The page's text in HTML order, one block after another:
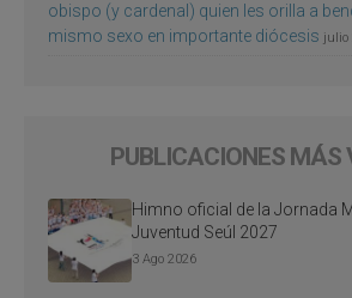
obispo (y cardenal) quien les orilla a
mismo sexo en importante diócesis julio
PUBLICACIONES MÁS
Himno oficial de la Jornada
Juventud Seúl 2027
3 Ago 2026